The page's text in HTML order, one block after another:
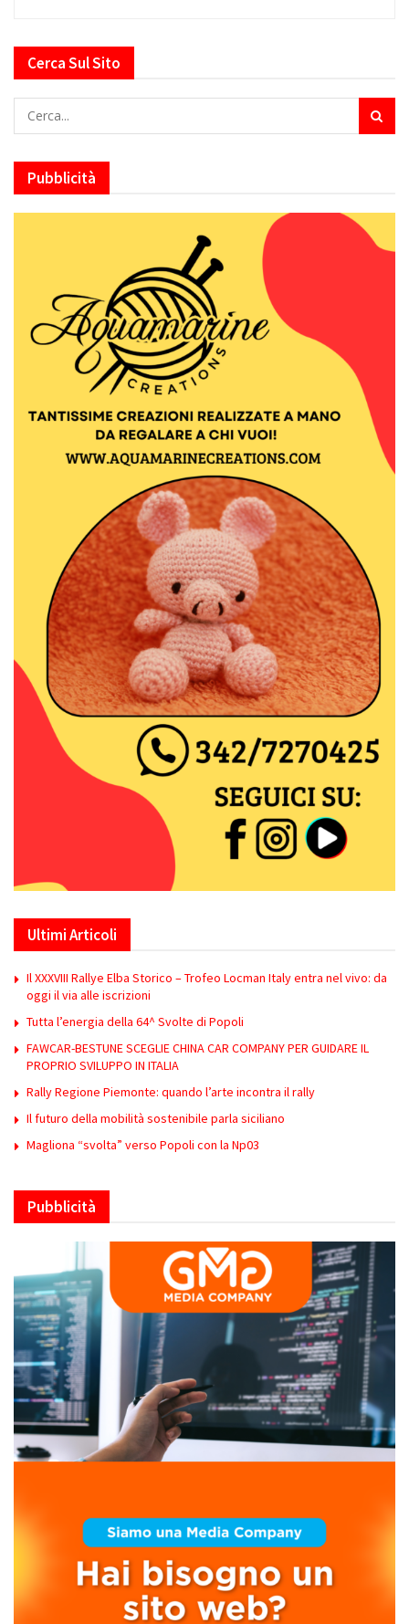
Cerca Sul Sito
Pubblicità
Ultimi Articoli
Il XXXVIII Rallye Elba Storico – Trofeo Locman Italy entra nel vivo: da
oggi il via alle iscrizioni
Tutta l’energia della 64^ Svolte di Popoli
FAWCAR-BESTUNE SCEGLIE CHINA CAR COMPANY PER GUIDARE IL
PROPRIO SVILUPPO IN ITALIA
Rally Regione Piemonte: quando l’arte incontra il rally
Il futuro della mobilità sostenibile parla siciliano
Magliona “svolta” verso Popoli con la Np03
Pubblicità